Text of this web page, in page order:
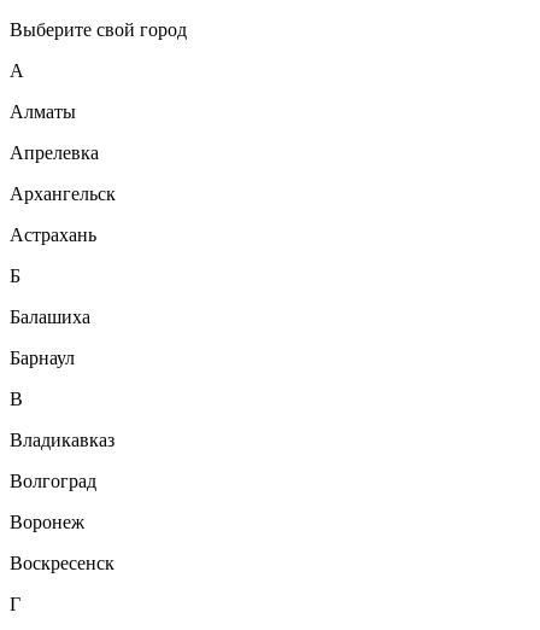
Выберите свой город
А
Алматы
Апрелевка
Архангельск
Астрахань
Б
Балашиха
Барнаул
В
Владикавказ
Волгоград
Воронеж
Воскресенск
Г